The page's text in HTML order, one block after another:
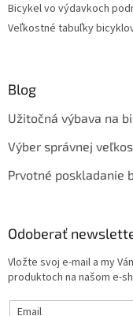
Bicykel vo výdavkoch
Veľkostné tabuľky
Blog
Užitočná výbava na
Výber správnej
Prvotné poskladanie
Odoberať
Vložte svoj e-mail a my
produktoch na našom e-
Email